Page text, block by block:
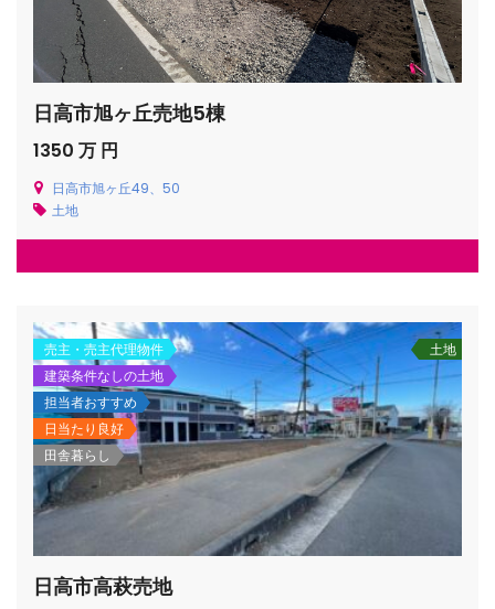
日高市旭ヶ丘売地5棟
1350 万 円
日高市旭ヶ丘49、50
土地
売主・売主代理物件
建築条件なしの土地
担当者おすすめ
日当たり良好
田舎暮らし
土地
日高市高萩売地